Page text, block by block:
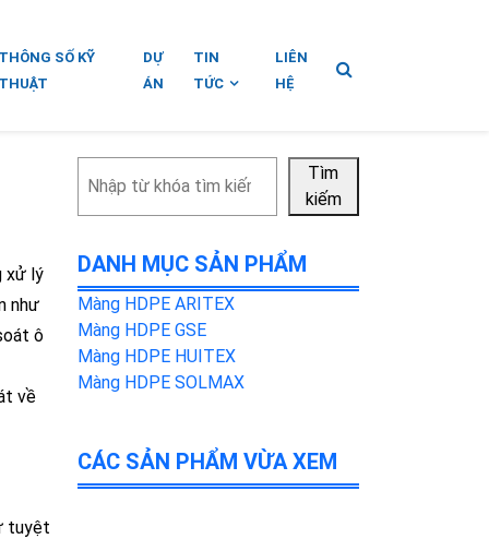
SỐ KỸ
DỰ
ÁN
TIN
TỨC
LIÊN
HỆ
xử lý
như
ô
về
tuyệt
kiếm
Tìm
kiếm
DANH MỤC SẢN PHẨM
Màng HDPE ARITEX
Màng HDPE GSE
Màng HDPE HUITEX
Màng HDPE SOLMAX
CÁC SẢN PHẨM VỪA XEM